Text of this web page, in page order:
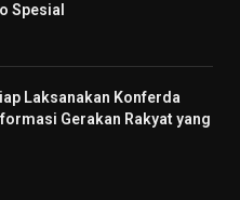
Spesial
Laksanakan Konferda
Gerakan Rakyat yang